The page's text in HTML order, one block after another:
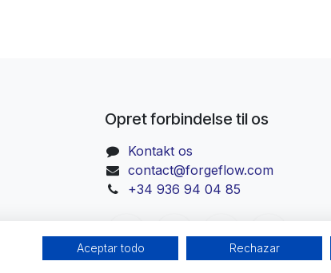
Opret forbindelse til os
Kontakt os
contact@forgeflow.com
+34 936 94 04 85
Aceptar todo Rechazar